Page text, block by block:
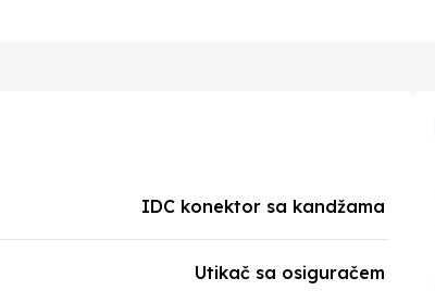
IDC konektor sa kandžama
Utikač sa osiguračem